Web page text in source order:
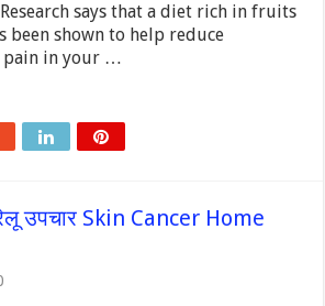
says that a diet rich in fruits
been shown to help reduce
pain in your …
उपचार Skin Cancer Home